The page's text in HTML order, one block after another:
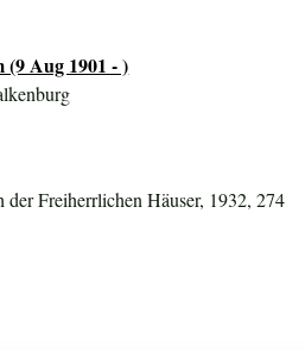
(9 Aug 1901 - )
der Freiherrlichen Häuser, 1932, 274